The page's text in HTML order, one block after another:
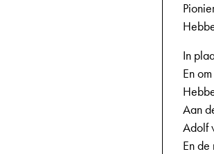
In
En
Aan
Adolf
En